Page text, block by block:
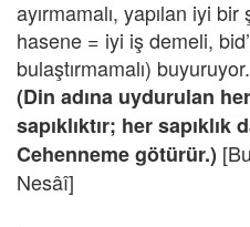
ayırmamalı, yapılan iyi
hasene = iyi iş demeli,
bulaştırmamalı)
(Din adına uydurulan
sapıklıktır; her sapıklık
Cehenneme götürür.)
Nesâî]